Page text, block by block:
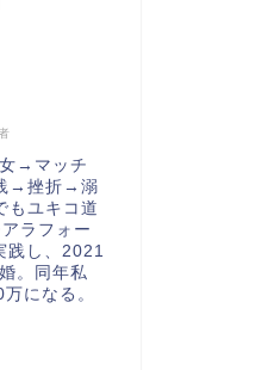
→マッチ
→挫折→溺
ユキコ道
ラフォー
践し、2021
。同年私
になる。